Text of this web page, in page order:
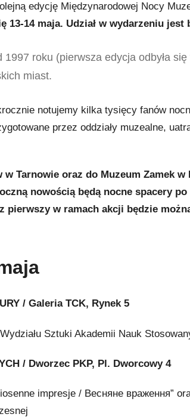
edycję Międzynarodowej Nocy
14 maja. Udział w wydarzeniu jest
roku (pierwsza edycja odbyła
miast.
notujemy kilka tysięcy fanów
przez oddziały muzealne,
Tarnowie oraz do Muzeum Zamek w
nowością będą nocne spacery
pierwszy w ramach akcji będzie
/ Galeria TCK, Rynek 5
Sztuki Akademii Nauk
/ Dworzec PKP, Pl. Dworcowy 4
impresje / Bесняне враження”